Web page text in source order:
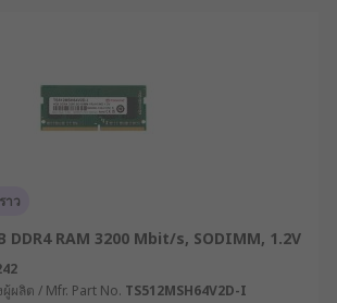
าว
DDR4 RAM 3200 Mbit/s, SODIMM, 1.2V
ผลิต / Mfr. Part No. TS512MSH64V2D-I